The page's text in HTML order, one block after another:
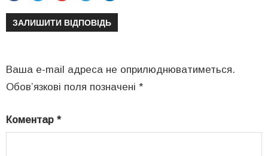
ЗАЛИШИТИ ВІДПОВІДЬ
Ваша e-mail адреса не оприлюднюватиметься.
Обов’язкові поля позначені *
Коментар *